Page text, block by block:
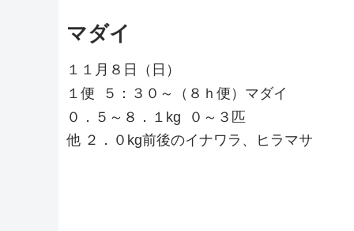
マダイ
１１月８日（日）
１便 ５：３０～（８ｈ便）マダイ
０．５～８．１kg ０～３匹
他 ２．０kg前後のイナワラ、ヒラマサ